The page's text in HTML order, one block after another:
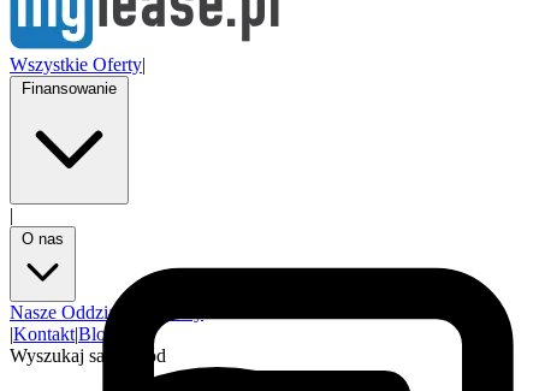
Wszystkie Oferty|
|
Nasze Oddziały
|Kontakt|Blog
Wyszukaj samochód